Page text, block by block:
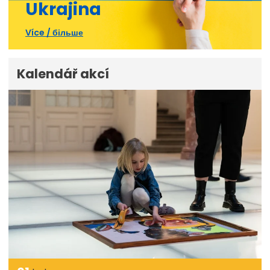
Ukrajina
Více / більше
Kalendář akcí